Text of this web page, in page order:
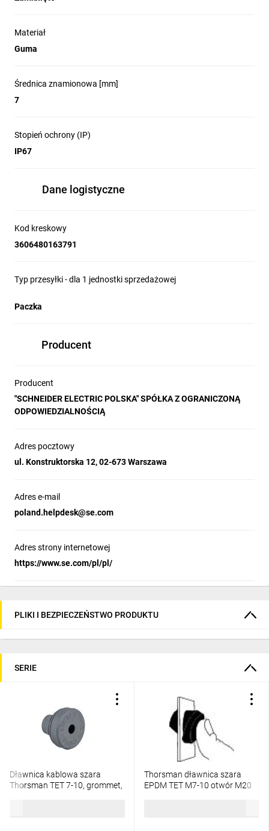
Materiał
Guma
Średnica znamionowa [mm]
7
Stopień ochrony (IP)
IP67
Dane logistyczne
Kod kreskowy
3606480163791
Typ przesyłki - dla 1 jednostki sprzedażowej
Paczka
Producent
Producent
"SCHNEIDER ELECTRIC POLSKA" SPÓŁKA Z OGRANICZONĄ
ODPOWIEDZIALNOŚCIĄ
Adres pocztowy
ul. Konstruktorska 12, 02-673 Warszawa
Adres e-mail
poland.helpdesk@se.com
Adres strony internetowej
https://www.se.com/pl/pl/
PLIKI I BEZPIECZEŃSTWO PRODUKTU
SERIE
Dławnica kablowa szara
Thorsman TET 7-10, grommet,
Thorsman dławnica szara
EPDM TET M7-10 otwór M20